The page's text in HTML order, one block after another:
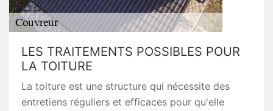
LES TRAITEMENTS POSSIBLES POUR
LA TOITURE
La toiture est une structure qui nécessite des
entretiens réguliers et efficaces pour qu'elle